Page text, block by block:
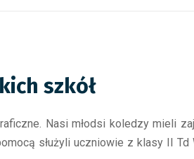
szkół
Nasi młodsi koledzy mieli
służyli uczniowie z klasy II Td